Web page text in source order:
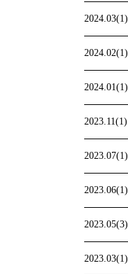
2024.03(1)
2024.02(1)
2024.01(1)
2023.11(1)
2023.07(1)
2023.06(1)
2023.05(3)
2023.03(1)